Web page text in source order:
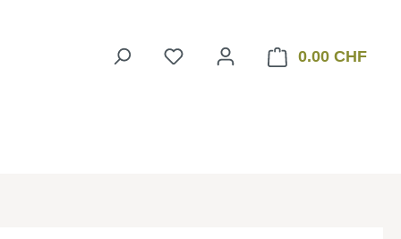
Vous avez 0 articles dans votre
0.00 CHFLe